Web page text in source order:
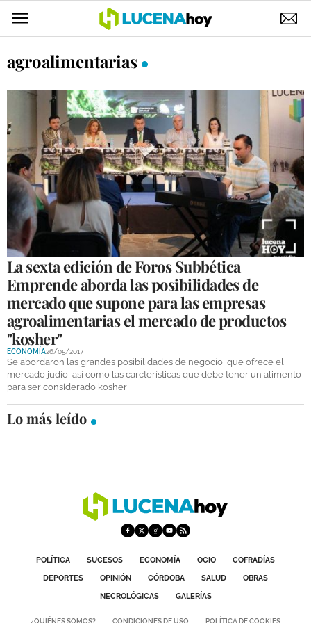
POLÍTICA
ELECCIONES
SUCESOS
ECONOMÍA
DESARROLLO LOCAL
LUCENA EMPRESAS
OCIO
COFRADÍAS
DEPORTES
COMPETICIONES
DEPORTE BASE
OPINIÓN
SUBBÉTICA HOY
OBRAS
NECROLÓGICAS
agroalimentarias
La sexta edición de Foros Subbética
Emprende aborda las posibilidades de
mercado que supone para las empresas
agroalimentarias el mercado de productos
"kosher"
ECONOMÍA26/05/2017
Se abordaron las grandes posibilidades de negocio, que ofrece el
mercado judío, así como las carcterísticas que debe tener un alimento
para ser considerado kosher
Lo más leído
POLÍTICA SUCESOS ECONOMÍA OCIO
COFRADÍAS
DEPORTES
OPINIÓN CÓRDOBA SALUD
OBRAS
NECROLÓGICAS
GALERÍAS
¿QUIÉNES SOMOS? CONDICIONES DE USO POLÍTICA DE COOKIES